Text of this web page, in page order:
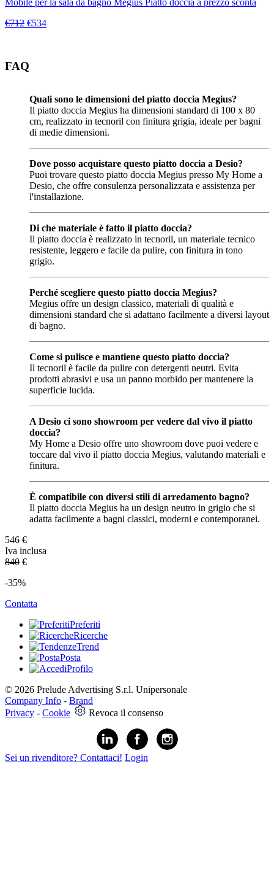
Mobile per la sala da bagno Megius Piatto doccia a prezzo sconta
€712 €534
FAQ
Quali sono le dimensioni del piatto doccia Megius?
Il piatto doccia Megius ha dimensioni standard di 100 x 80
cm, realizzato in tecnoril con finitura grigia, ideale per bagni
di medie dimensioni.
Dove posso acquistare questo piatto doccia a Desio?
Puoi trovare questo piatto doccia Megius presso My Home a
Desio, che offre consulenza personalizzata e assistenza per
l'installazione.
Di che materiale è fatto il piatto doccia?
Il piatto doccia è realizzato in tecnoril, un materiale tecnico
resistente, leggero e facile da pulire, con finitura in tono
grigio.
Perché scegliere questo piatto doccia Megius?
Megius offre un design classico, materiali di qualità e
dimensioni standard che si adattano facilmente a diversi layout
di bagno.
Come si pulisce e mantiene questo piatto doccia?
Il tecnoril è facile da pulire con detergenti neutri. Evita
prodotti abrasivi e usa un panno morbido per mantenere la
superficie lucida.
A Desio ci sono showroom per vedere dal vivo il piatto
doccia?
My Home a Desio offre uno showroom dove puoi vedere e
toccare dal vivo il piatto doccia Megius, valutando materiali e
finitura.
È compatibile con diversi stili di arredamento bagno?
Il piatto doccia Megius ha un design neutro in grigio che si
adatta facilmente a bagni classici, moderni e contemporanei.
546 €
Iva inclusa
840 €
-35%
Contatta
Preferiti
Ricerche
Trend
Posta
Profilo
© 2026 Prelude Advertising S.r.l. Unipersonale
Company Info - Brand
Privacy - Cookie Revoca il consenso
Sei un rivenditore? Contattaci! Login